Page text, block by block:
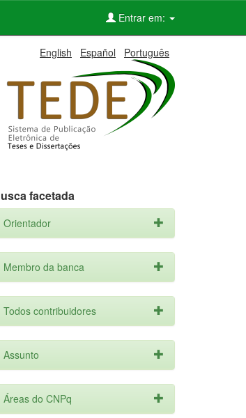
Entrar em:
English Español Português
facetada
Orientador
Membro da banca
Todos contribuidores
Assunto
Áreas do CNPq